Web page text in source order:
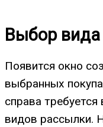
Выбор
Появится окно
выбранных
справа
видов рассылки.